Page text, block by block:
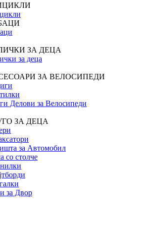
ЗА ДЕЦА
за деца
ЗА ВЕЛОСИПЕДИ
Делови за Велосипеди
ЗА ДЕЦА
за Автомобил
со столче
за Двор